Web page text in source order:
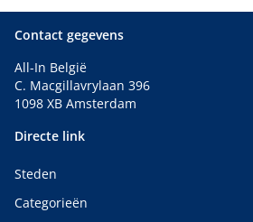
Contact gegevens
All-In België
C. Macgillavrylaan 396
1098 XB Amsterdam
Directe link
Steden
Categorieën